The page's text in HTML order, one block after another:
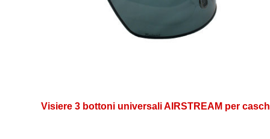
Visiere 3 bottoni universali AIRSTREAM per